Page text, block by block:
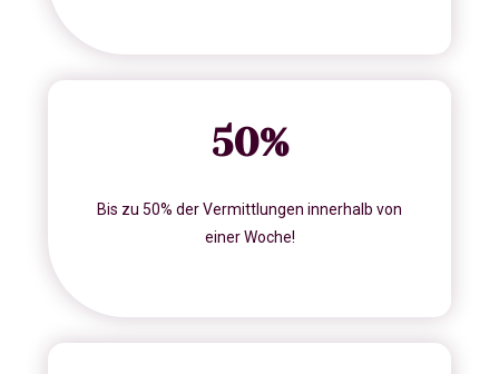
50%
Bis zu 50% der Vermittlungen innerhalb von
einer Woche!